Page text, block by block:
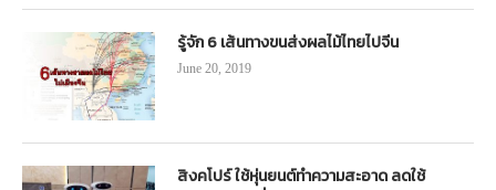
รู้จัก 6 เส้นทางขนส่งผลไม้ไทยไปจีน
June 20, 2019
สิงคโปร์ ใช้หุ่นยนต์ทำความสะอาด ลดใช้